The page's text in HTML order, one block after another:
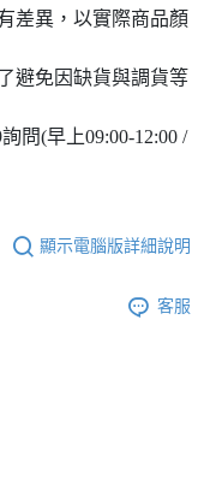
差異，以實際商品顏
避免因缺貨與調貨等
問(早上09:00-12:00 /
顯示電腦版詳細說明
客服